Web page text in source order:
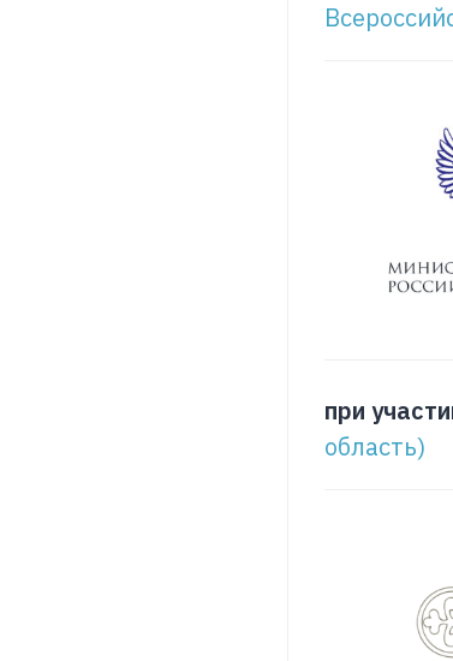
при
область)